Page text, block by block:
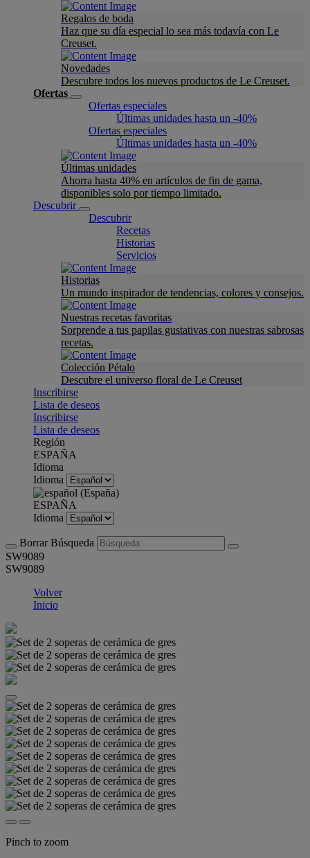
Regalos de boda
Haz que su día especial lo sea más todavía con Le
Creuset.
Novedades
Descubre todos los nuevos productos de Le Creuset.
Ofertas
Ofertas especiales
Últimas unidades hasta un -40%
Ofertas especiales
Últimas unidades hasta un -40%
Últimas unidades
Ahorra hasta 40% en artículos de fin de gama,
disponibles solo por tiempo limitado.
Descubrir
Descubrir
Recetas
Historias
Servicios
Historias
Un mundo inspirador de tendencias, colores y consejos.
Nuestras recetas favoritas
Sorprende a tus papilas gustativas con nuestras sabrosas
recetas.
Colección Pétalo
Descubre el universo floral de Le Creuset
Inscribirse
Lista de deseos
Inscribirse
Lista de deseos
Región
ESPAÑA
Idioma
Idioma
ESPAÑA
Idioma
Borrar Búsqueda
SW9089
SW9089
Volver
Inicio
Pinch to zoom